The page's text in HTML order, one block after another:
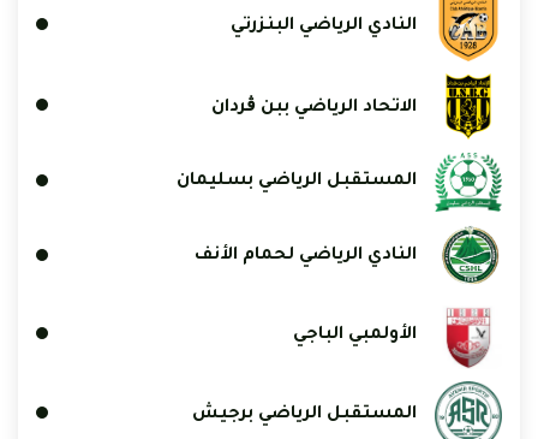
النادي الرياضي البنزرتي
الاتحاد الرياضي ببن ڨردان
المستقبل الرياضي بسليمان
النادي الرياضي لحمام الأنف
الأولمبي الباجي
المستقبل الرياضي برجيش